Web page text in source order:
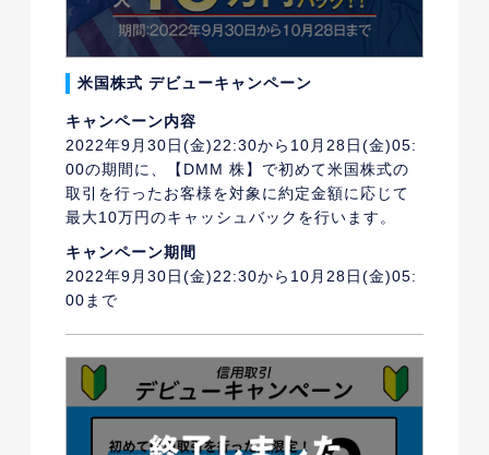
米国株式 デビューキャンペーン
キャンペーン内容
2022年9月30日(金)22:30から10月28日(金)05:
00の期間に、【DMM 株】で初めて米国株式の
取引を行ったお客様を対象に約定金額に応じて
最大10万円のキャッシュバックを行います。
キャンペーン期間
2022年9月30日(金)22:30から10月28日(金)05:
00まで